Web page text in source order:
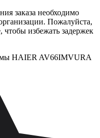
заказа необходимо
Пожалуйста,
чтобы избежать задержек
HAIER AV66IMVURA